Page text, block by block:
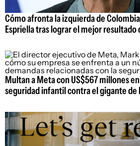
Cómo afronta la izquierda de
Espriella tras lograr el mejor resultado
Multan a Meta con US$567 millones
seguridad infantil contra el gigante de